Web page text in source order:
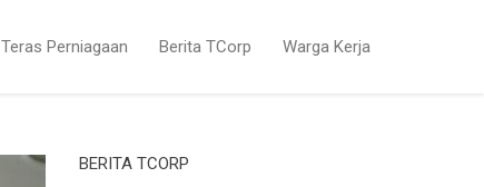
Teras Perniagaan Berita TCorp Warga Kerja
BERITA TCORP